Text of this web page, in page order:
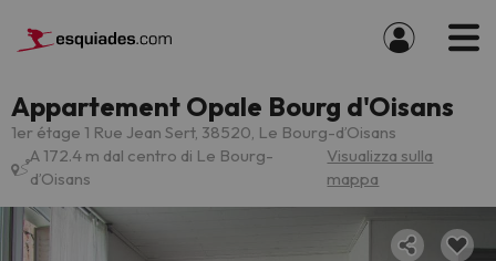
Appartement Opale Bourg d'Oisans
1er étage 1 Rue Jean Sert, 38520, Le Bourg-dʼOisans
A 172.4 m dal centro di Le Bourg-
dʼOisans
Visualizza sulla
mappa